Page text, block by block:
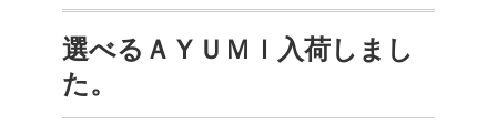
選べるＡＹＵＭＩ入荷しまし
た。